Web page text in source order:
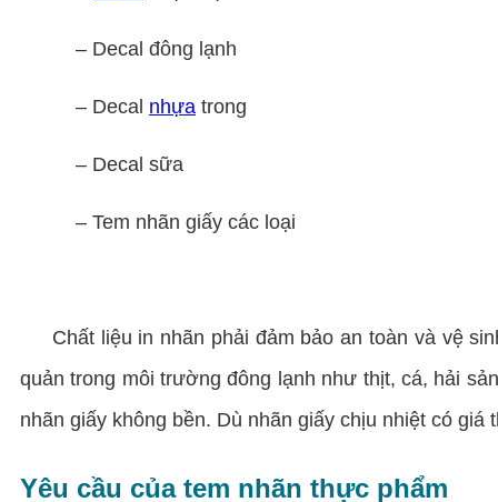
– Decal đông lạnh
– Decal nhựa trong
– Decal sữa
– Tem nhãn giấy các loại
Chất liệu in nhãn phải đảm bảo an toàn và vệ
quản trong môi trường đông lạnh như thịt, cá, hải
nhãn giấy không bền. Dù nhãn giấy chịu nhiệt có
Yêu cầu của tem nhãn thực phẩm